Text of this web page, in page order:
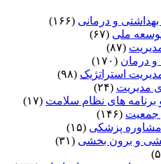
بهداشتی و درمانی (۱۶۶)
ملی (۶۷)
(۸۷)
و درمان (۱۷۰)
استراتژیک (۹۸)
مدیریت (۲۴)
برنامه های نظام سلامت (۱۷)
جمعیت (۱۴۶)
پزشکی (۱۵)
و برون بخشی (۳۱)